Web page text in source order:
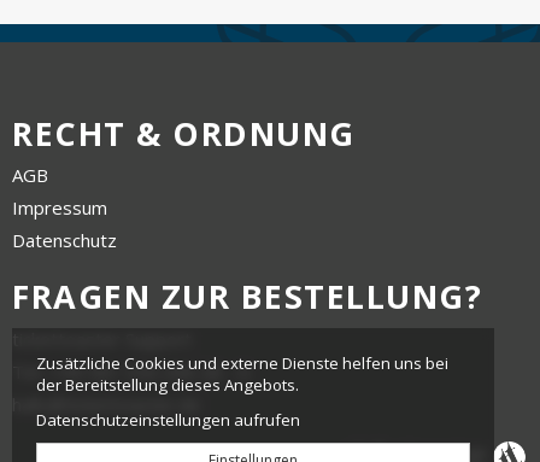
RECHT & ORDNUNG
AGB
Impressum
Datenschutz
FRAGEN ZUR BESTELLUNG?
Tel.: +49 561 350 296 28 - 0
Zusätzliche Cookies und externe Dienste helfen uns bei
der Bereitstellung dieses Angebots.
Datenschutzeinstellungen aufrufen